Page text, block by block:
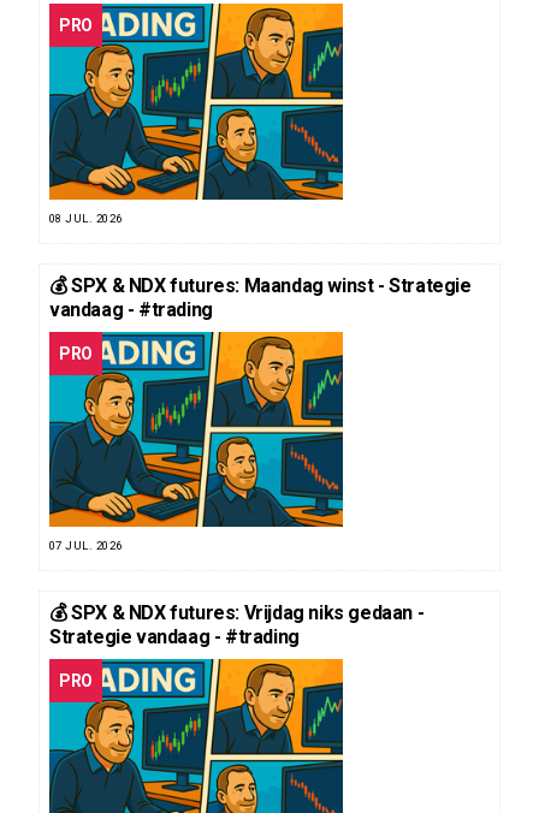
PRO
08 JUL. 2026
💰 SPX & NDX futures: Maandag winst - Strategie
vandaag - #trading
PRO
07 JUL. 2026
💰 SPX & NDX futures: Vrijdag niks gedaan -
Strategie vandaag - #trading
PRO